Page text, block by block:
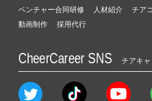
ベンチャー合同研修
人材紹介 チア
動画制作
採用代行
CheerCareer SNS チアキ